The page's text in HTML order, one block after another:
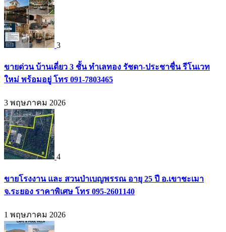
3
ขายด่วน บ้านเดี่ยว 3 ชั้น ทำเลทอง รัชดา-ประชาชื่น รีโนเวท
ใหม่ พร้อมอยู่ โทร 091-7803465
3 พฤษภาคม 2026
4
ขายโรงงาน และ สวนป่าเบญพรรณ อายุ 25 ปี อ.เขาชะเมา
จ.ระยอง ราคาพิเศษ โทร 095-2601140
1 พฤษภาคม 2026